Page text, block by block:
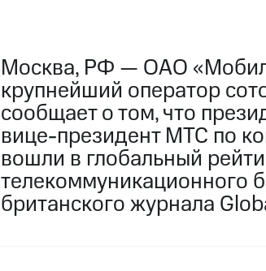
Москва, РФ — ОАО
крупнейший оператор
сообщает о том, что
вице-президент МТС по
вошли в глобальный
телекоммуникационного
британского журнала